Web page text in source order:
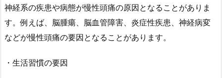
神経系の疾患や病態が慢性頭痛の原因となることがありま
す。例えば、脳腫瘍、脳血管障害、炎症性疾患、神経病変
などが慢性頭痛の要因となることがあります。
・生活習慣の要因